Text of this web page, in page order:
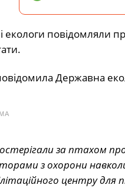
повідомляли
Державна
за птахом
з охорони
центру